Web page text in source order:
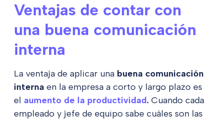
Ventajas de contar con
una buena comunicación
interna
La ventaja de aplicar una buena comunicación
interna en la empresa a corto y largo plazo es
el aumento de la productividad. Cuando cada
empleado y jefe de equipo sabe cuáles son las